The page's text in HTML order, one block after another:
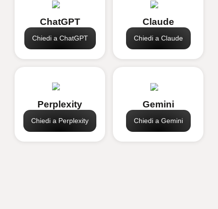
ChatGPT
Chiedi a ChatGPT
Claude
Chiedi a Claude
Perplexity
Chiedi a Perplexity
Gemini
Chiedi a Gemini